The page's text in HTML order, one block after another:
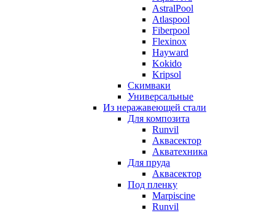
AstralPool
Atlaspool
Fiberpool
Flexinox
Hayward
Kokido
Kripsol
Скимваки
Универсальные
Из неражавеющей стали
Для композита
Runvil
Аквасектор
Акватехника
Для пруда
Аквасектор
Под пленку
Marpiscine
Runvil